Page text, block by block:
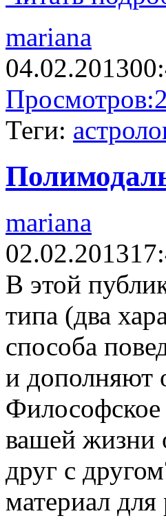
mariana
04.02.2013
Просмотров:
Теги:
mariana
02.02.2013
В этой
типа (два
способа
и дополняют
вашей жизни
друг с
материал